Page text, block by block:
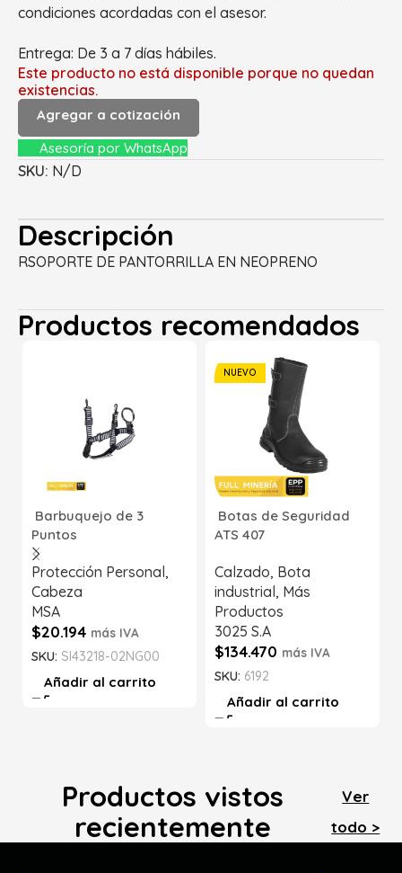
condiciones acordadas con el asesor.
Entrega: De 3 a 7 días hábiles.
Este producto no está disponible porque no quedan
existencias.
Agregar a cotización
Asesoría por WhatsApp
SKU: N/D
Descripción
RSOPORTE DE PANTORRILLA EN NEOPRENO
Productos recomendados
Barbuquejo de 3
Puntos
Protección Personal,
Cabeza
MSA
$20.194 más IVA
SKU: SI43218-02NG00
Añadir al carrito
NUEVO
Botas de Seguridad
ATS 407
Calzado, Bota
industrial, Más
Productos
3025 S.A
$134.470 más IVA
SKU: 6192
Añadir al carrito
Productos vistos
recientemente
Ver
todo >